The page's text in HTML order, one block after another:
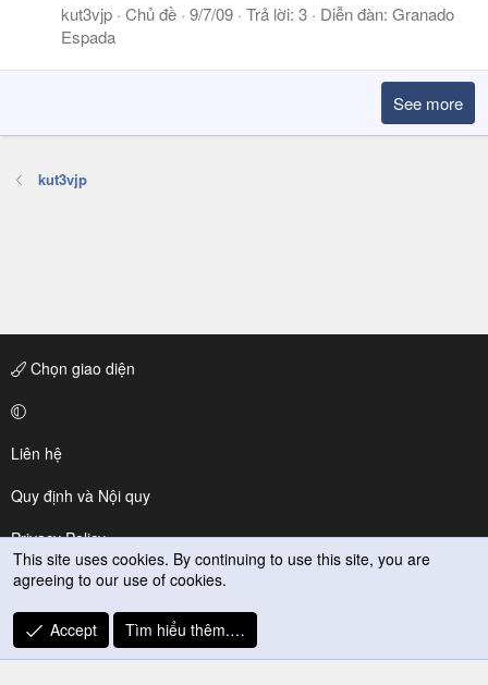
kut3vjp Chủ đề 9/7/09 Trả lời: 3 Diễn đàn: Granado
Espada
See more
kut3vjp
Chọn giao diện
Liên hệ
Quy định và Nội quy
Privacy Policy
Trợ giúp
R
S
This site uses cookies. By continuing to use this site, you are
agreeing to our use of cookies.
Accept Tìm hiểu thêm.…